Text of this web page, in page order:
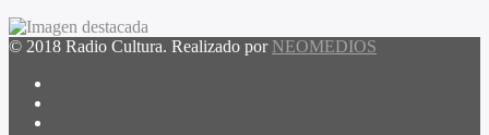
© 2018 Radio Cultura. Realizado por NEOMEDIOS